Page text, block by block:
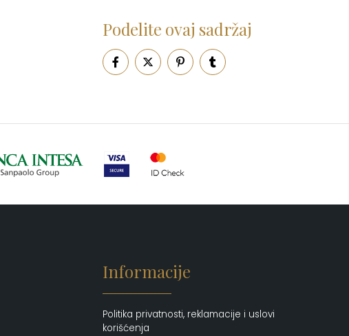
Nega lica (88)
Nega tela (93)
Neseseri (16)
Ogledalo (6)
Pepe Jeans Ranac
Putni program (50)
Tašne (69)
Uncategorized
Podelite ovaj sadržaj
Informacije
Politika privatnosti, reklamacije i uslovi
korišćenja